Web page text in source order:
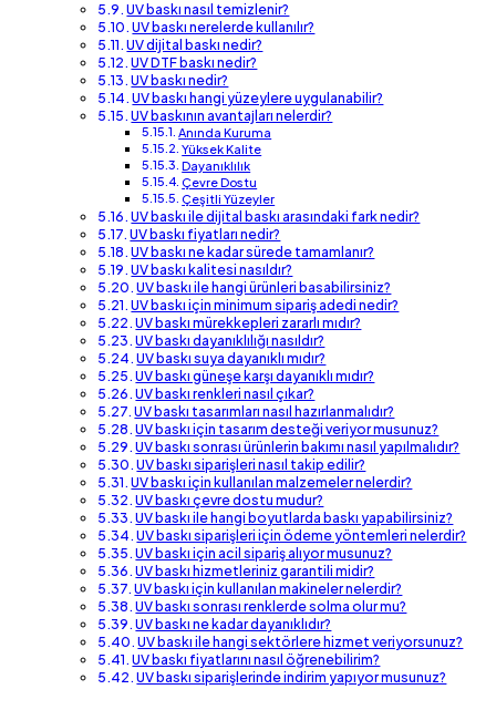
UV baskı nasıl temizlenir?
UV baskı nerelerde kullanılır?
UV dijital baskı nedir?
UV DTF baskı nedir?
UV baskı nedir?
UV baskı hangi yüzeylere uygulanabilir?
UV baskının avantajları nelerdir?
Anında Kuruma
Yüksek Kalite
Dayanıklılık
Çevre Dostu
Çeşitli Yüzeyler
UV baskı ile dijital baskı arasındaki fark nedir?
UV baskı fiyatları nedir?
UV baskı ne kadar sürede tamamlanır?
UV baskı kalitesi nasıldır?
UV baskı ile hangi ürünleri basabilirsiniz?
UV baskı için minimum sipariş adedi nedir?
UV baskı mürekkepleri zararlı mıdır?
UV baskı dayanıklılığı nasıldır?
UV baskı suya dayanıklı mıdır?
UV baskı güneşe karşı dayanıklı mıdır?
UV baskı renkleri nasıl çıkar?
UV baskı tasarımları nasıl hazırlanmalıdır?
UV baskı için tasarım desteği veriyor musunuz?
UV baskı sonrası ürünlerin bakımı nasıl yapılmalıdır?
UV baskı siparişleri nasıl takip edilir?
UV baskı için kullanılan malzemeler nelerdir?
UV baskı çevre dostu mudur?
UV baskı ile hangi boyutlarda baskı yapabilirsiniz?
UV baskı siparişleri için ödeme yöntemleri nelerdir?
UV baskı için acil sipariş alıyor musunuz?
UV baskı hizmetleriniz garantili midir?
UV baskı için kullanılan makineler nelerdir?
UV baskı sonrası renklerde solma olur mu?
UV baskı ne kadar dayanıklıdır?
UV baskı ile hangi sektörlere hizmet veriyorsunuz?
UV baskı fiyatlarını nasıl öğrenebilirim?
UV baskı siparişlerinde indirim yapıyor musunuz?